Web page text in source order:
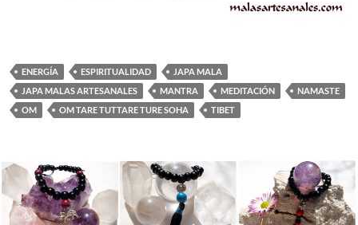
ENERGÍA ESPIRITUALIDAD
JAPA MALA
JAPA MALAS ARTESANALES
MANTRA MEDITACIÓN
NAMASTE
OM
OM TARE TUTTARE TURE SOHA TIBET